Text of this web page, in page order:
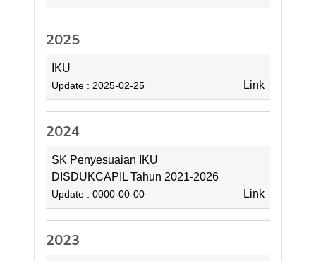
2025
IKU
Update : 2025-02-25 Link
2024
SK Penyesuaian IKU
DISDUKCAPIL Tahun 2021-2026
Update : 0000-00-00 Link
2023